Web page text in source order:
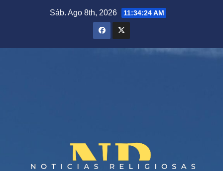
Sáb. Ago 8th, 2026 11:34:24 AM